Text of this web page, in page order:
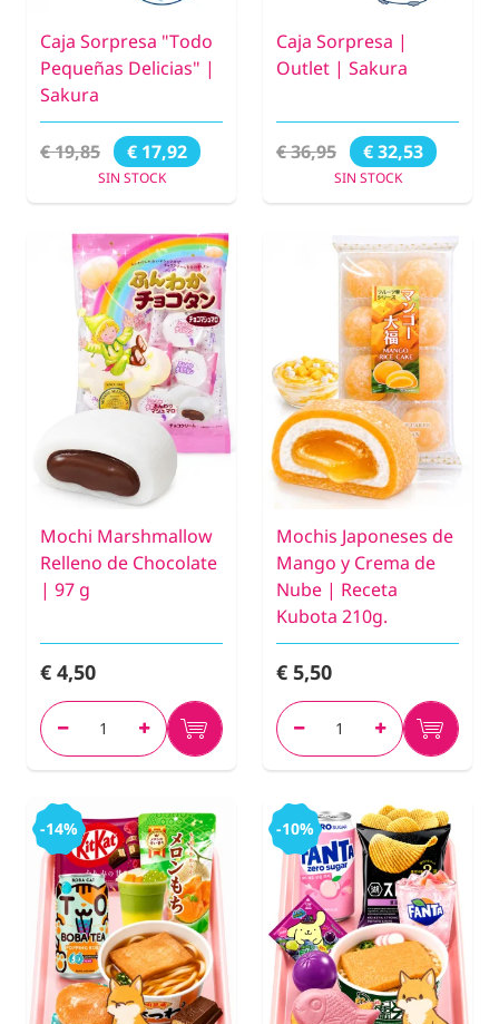
Caja Sorpresa "Todo
Pequeñas Delicias" |
Sakura
€ 19,85 € 17,92
SIN STOCK
Caja Sorpresa |
Outlet | Sakura
€ 36,95 € 32,53
SIN STOCK
Mochi Marshmallow
Relleno de Chocolate
| 97 g
€ 4,50
Mochis Japoneses de
Mango y Crema de
Nube | Receta
Kubota 210g.
€ 5,50
-14% -10%